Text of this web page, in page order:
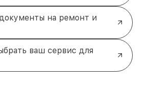
на ремонт и
ваш сервис для